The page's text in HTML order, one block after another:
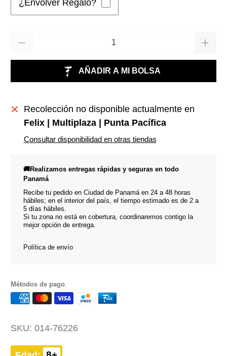
¿Envolver Regalo?
AÑADIR A MI BOLSA
Recolección no disponible actualmente en
Felix | Multiplaza | Punta Pacífica
Consultar disponibilidad en otras tiendas
🚚Realizamos entregas rápidas y seguras en todo
Panamá
Recibe tu pedido en Ciudad de Panamá en 24 a 48 horas
hábiles; en el interior del país, el tiempo estimado es de 2 a
5 días hábiles.
Si tu zona no está en cobertura, coordinaremos contigo la
mejor opción de entrega.
Política de envío
Métodos de pago
SKU: 014-76226